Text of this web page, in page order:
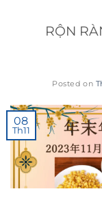
RỘN
Posted on
08
Th11